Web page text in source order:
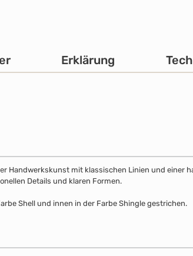
Erklärung
Handwerkskunst mit klassischen Linien und einer
Details und klaren Formen.
Shell und innen in der Farbe Shingle gestrichen.